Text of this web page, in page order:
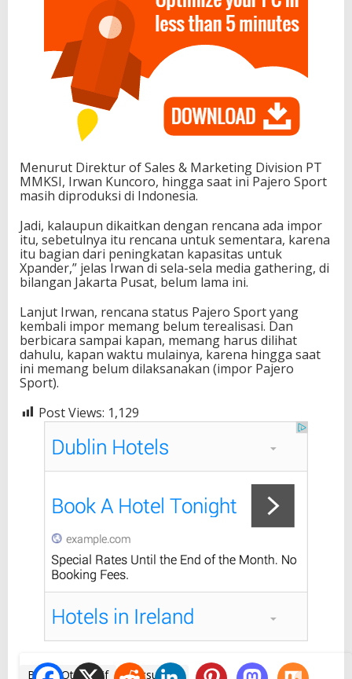
Menurut Direktur of Sales & Marketing Division PT
MMKSI, Irwan Kuncoro, hingga saat ini Pajero Sport
masih diproduksi di Indonesia.
Jadi, kalaupun dikaitkan dengan rencana ada impor
itu, sebetulnya itu rencana untuk sementara, karena
itu bagian dari peningkatan kapasitas untuk
Xpander,” jelas Irwan di sela-sela media gathering, di
bilangan Jakarta Pusat, belum lama ini.
Lanjut Irwan, rencana status Pajero Sport yang
kembali impor memang belum terealisasi. Dan
berbicara sampai kapan, memang harus dilihat
dahulu, kapan waktu mulainya, karena hingga saat
ini memang belum dilaksanakan (impor Pajero
Sport).
Post Views: 1,129
Berita Otomotif Mitsubishi